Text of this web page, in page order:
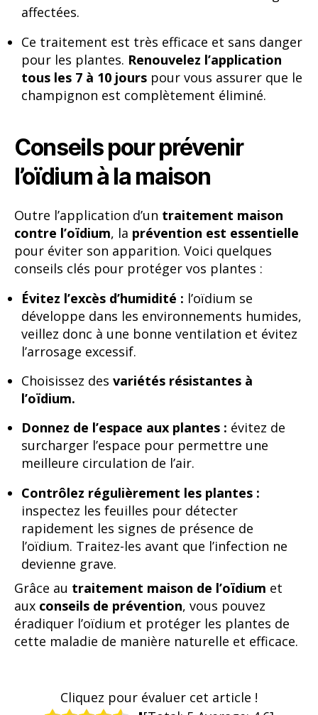
affectées.
Ce traitement est très efficace et sans danger
pour les plantes. Renouvelez l’application
tous les 7 à 10 jours pour vous assurer que le
champignon est complètement éliminé.
Conseils pour prévenir
l’oïdium à la maison
Outre l’application d’un traitement maison
contre l’oïdium, la prévention est essentielle
pour éviter son apparition. Voici quelques
conseils clés pour protéger vos plantes :
Évitez l’excès d’humidité : l’oïdium se
développe dans les environnements humides,
veillez donc à une bonne ventilation et évitez
l’arrosage excessif.
Choisissez des variétés résistantes à
l’oïdium.
Donnez de l’espace aux plantes : évitez de
surcharger l’espace pour permettre une
meilleure circulation de l’air.
Contrôlez régulièrement les plantes :
inspectez les feuilles pour détecter
rapidement les signes de présence de
l’oïdium. Traitez-les avant que l’infection ne
devienne grave.
Grâce au traitement maison de l’oïdium et
aux conseils de prévention, vous pouvez
éradiquer l’oïdium et protéger les plantes de
cette maladie de manière naturelle et efficace.
Cliquez pour évaluer cet article !